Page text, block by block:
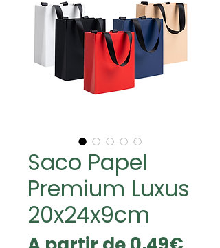
Saco Papel
Premium Luxus
20x24x9cm